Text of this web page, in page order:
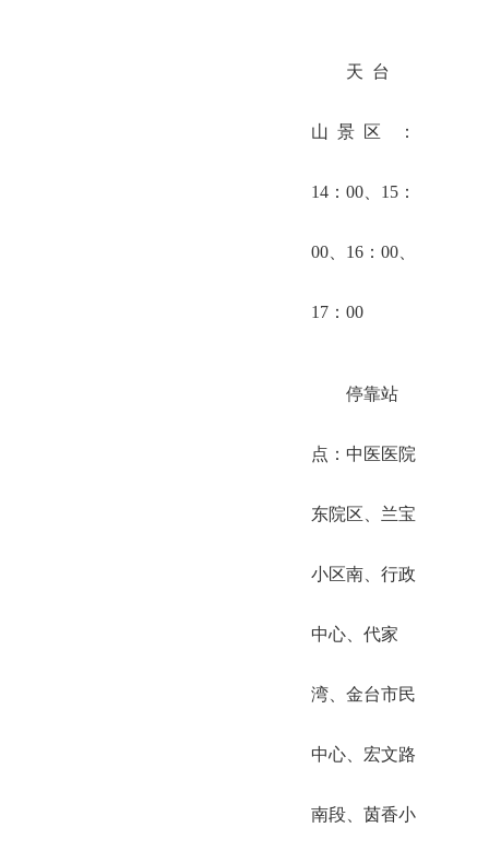
天 台
山 景 区 ：
14：00、15：
00、16：00、
17：00
停靠站
点：中医医院
东院区、兰宝
小区南、行政
中心、代家
湾、金台市民
中心、宏文路
南段、茵香小